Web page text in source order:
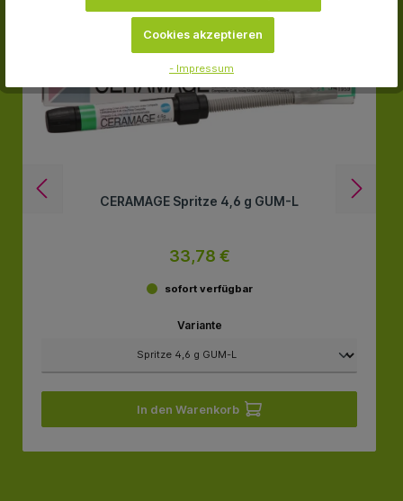
CERAMAGE Spritze 4,6 g GUM-L
33,78 €
sofort verfügbar
Variante
In den Warenkorb
Cookies akzeptieren
- Impressum